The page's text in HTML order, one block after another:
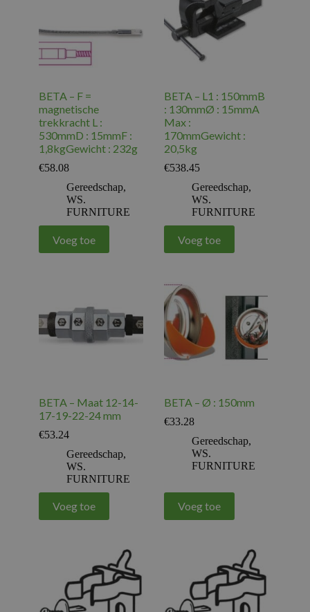
BETA – F =
magnetische
trekkracht L :
530mmD : 15mmF :
1,8kgGewicht : 232g
€58.08
Gereedschap,
WS.
FURNITURE
Voeg toe
BETA – L1 : 150mmB
: 130mmØ : 15mmA
Max :
170mmGewicht :
20,5kg
€538.45
Gereedschap,
WS.
FURNITURE
Voeg toe
BETA – Maat 12-14-
17-19-22-24 mm
€53.24
Gereedschap,
WS.
FURNITURE
Voeg toe
BETA – Ø : 150mm
€33.28
Gereedschap,
WS.
FURNITURE
Voeg toe